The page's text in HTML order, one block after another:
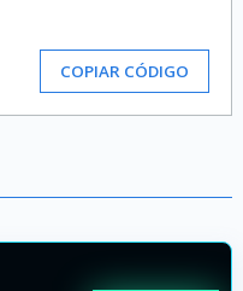
COPIAR CÓDIGO